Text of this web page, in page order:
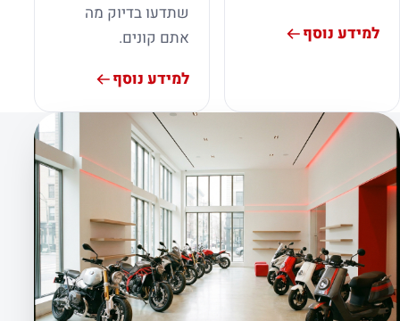
למידע נוסף
שתדעו בדיוק מה
אתם קונים.
למידע נוסף